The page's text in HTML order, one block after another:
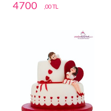
4700 ,00 TL